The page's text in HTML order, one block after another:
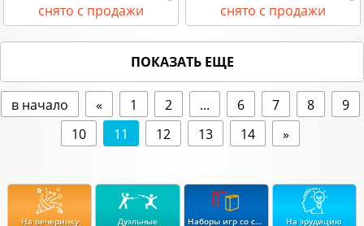
снято с продажи снято с продажи
ПОКАЗАТЬ ЕЩЕ
в начало « 1 2 ... 6 7 8
9
10
11 12 13 14 »
Дуэльные Наборы игр со скидкой до 15% На эрудицию
На вечеринку